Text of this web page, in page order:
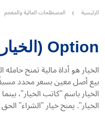
الرئيسية المصطلحات المالية والمعجم
Option (الخيارات)
الخيار هو أداة مالية تمنح
بيع أصل معين بسعر محدد
الخيار باسم "كاتب الخيار"،
الخيار". يمنح خيار "الشراء"